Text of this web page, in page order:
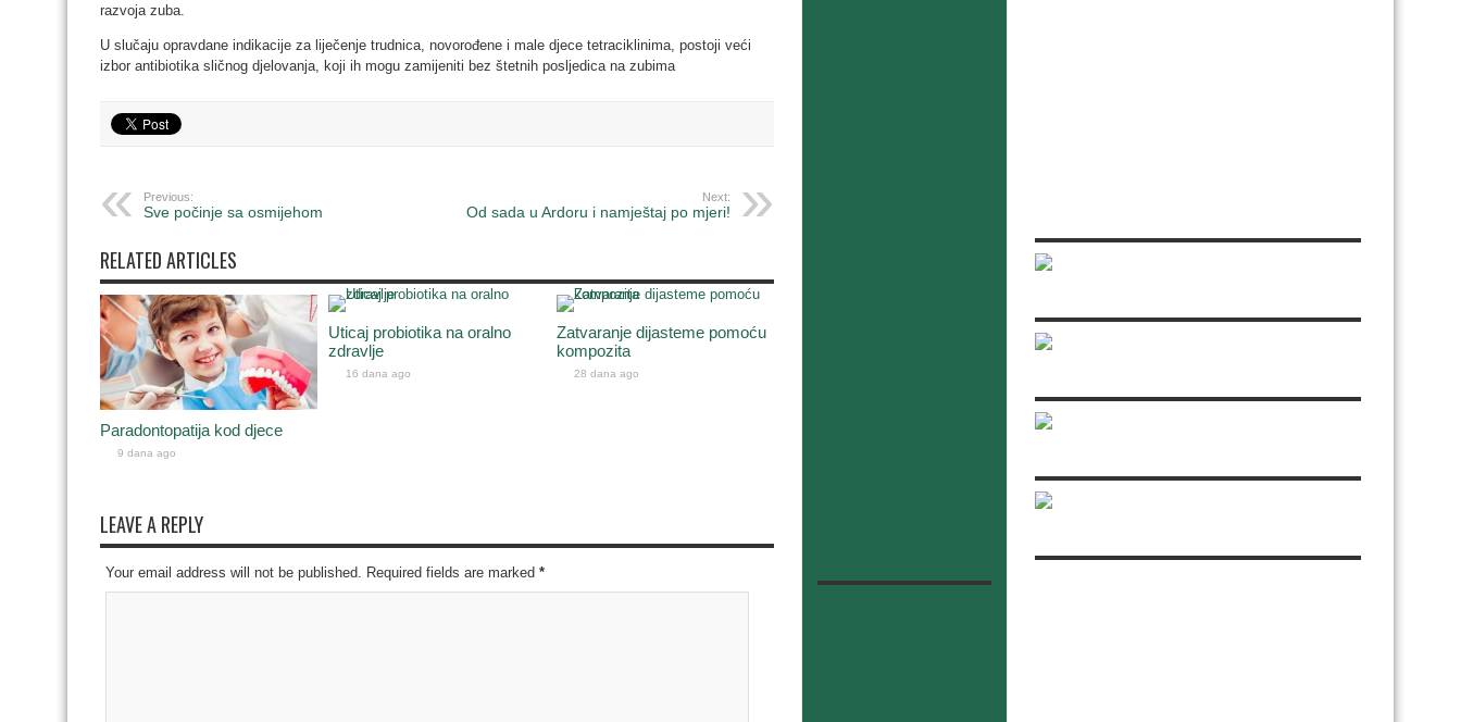
razvoja zuba.
U slučaju opravdane indikacije za liječenje trudnica, novorođene i male djece tetraciklinima, postoji veći
izbor antibiotika sličnog djelovanja, koji ih mogu zamijeniti bez štetnih posljedica na zubima
Previous:
Sve počinje sa osmijehom
Next:
Od sada u Ardoru i namještaj po mjeri!
RELATED ARTICLES
Paradontopatija kod djece
9 dana ago
Uticaj probiotika na oralno
zdravlje
16 dana ago
Zatvaranje dijasteme pomoću
kompozita
28 dana ago
LEAVE A REPLY
Your email address will not be published. Required fields are marked *